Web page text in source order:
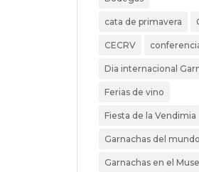
cata de primavera
CECRV
Dia internacional
Ferias de vino
Fiesta de la Vendimia
Garnachas del mundo
Garnachas en el